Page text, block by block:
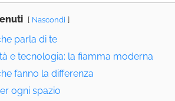
Nascondi
parla di te
e tecnologia: la fiamma moderna
fanno la differenza
ogni spazio